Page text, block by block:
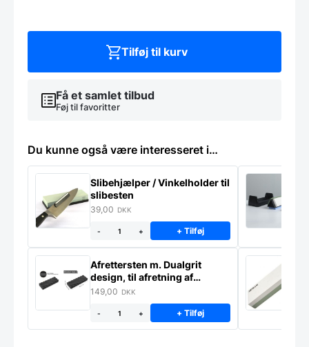
Få et samlet tilbud
Føj til favoritter
Tilføj til kurv
Du kunne også være interesseret i…
Slibehjælper / Vinkelholder til
slibesten
39,00 DKK
- + + Tilføj
Afrettersten m. Dualgrit
design, til afretning af
slibesten
149,00 DKK
- + + Tilføj